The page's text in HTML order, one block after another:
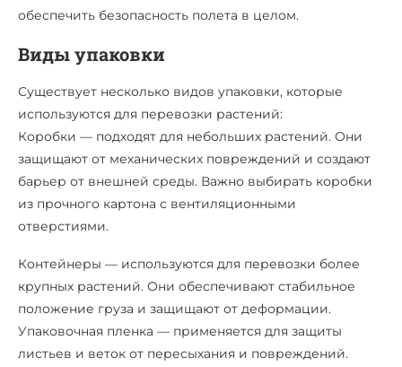
обеспечить безопасность полета в целом.
Виды упаковки
Существует несколько видов упаковки, которые
используются для перевозки растений:
Коробки — подходят для небольших растений. Они
защищают от механических повреждений и создают
барьер от внешней среды. Важно выбирать коробки
из прочного картона с вентиляционными
отверстиями.
Контейнеры — используются для перевозки более
крупных растений. Они обеспечивают стабильное
положение груза и защищают от деформации.
Упаковочная пленка — применяется для защиты
листьев и веток от пересыхания и повреждений.